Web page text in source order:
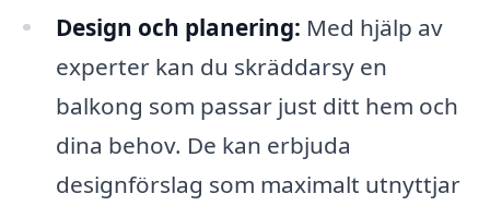
Design och planering: Med hjälp av
experter kan du skräddarsy en
balkong som passar just ditt hem och
dina behov. De kan erbjuda
designförslag som maximalt utnyttjar